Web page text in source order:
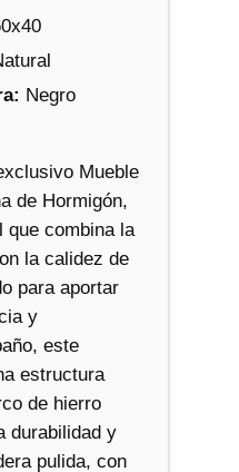
Negro
Mueble
de Hormigón,
que combina la
la calidez de
para aportar
y
este
estructura
de hierro
durabilidad y
pulida, con